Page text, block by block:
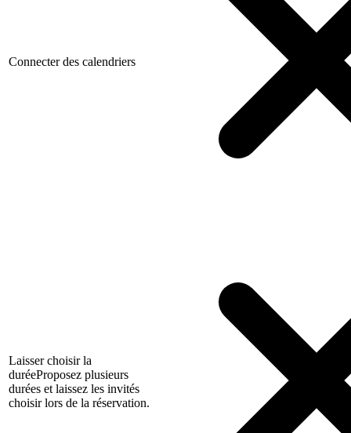
Connecter des calendriers
Laisser choisir la
duréeProposez plusieurs
durées et laissez les invités
choisir lors de la réservation.